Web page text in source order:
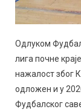
Одлуком
лига почне
нажалост због
одложен и у
Фудбалског